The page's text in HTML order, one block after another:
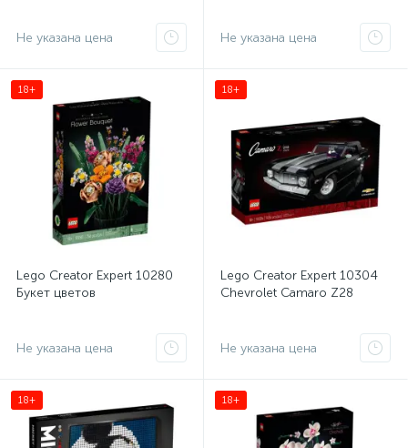
Не указана цена Не указана цена
18+
Lego Creator Expert 10280
Букет цветов
Не указана цена
18+
Lego Creator Expert 10304
Chevrolet Camaro Z28
Не указана цена
18+ 18+